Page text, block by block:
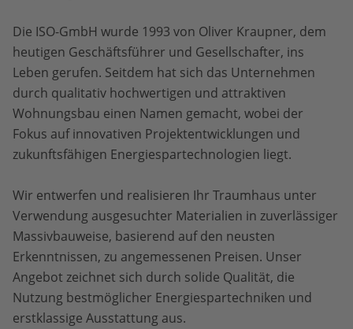
Die ISO-GmbH wurde 1993 von Oliver Kraupner, dem
heutigen Geschäftsführer und Gesellschafter, ins
Leben gerufen. Seitdem hat sich das Unternehmen
durch qualitativ hochwertigen und attraktiven
Wohnungsbau einen Namen gemacht, wobei der
Fokus auf innovativen Projektentwicklungen und
zukunftsfähigen Energiespartechnologien liegt.
Wir entwerfen und realisieren Ihr Traumhaus unter
Verwendung ausgesuchter Materialien in zuverlässiger
Massivbauweise, basierend auf den neusten
Erkenntnissen, zu angemessenen Preisen. Unser
Angebot zeichnet sich durch solide Qualität, die
Nutzung bestmöglicher Energiespartechniken und
erstklassige Ausstattung aus.